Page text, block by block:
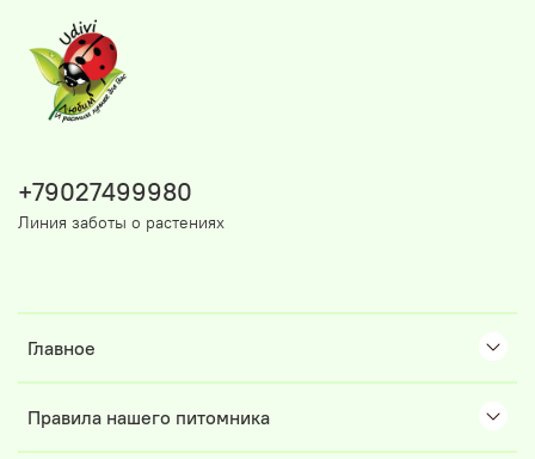
Главное
Правила нашего питомника
+79027499980
Линия заботы о растениях